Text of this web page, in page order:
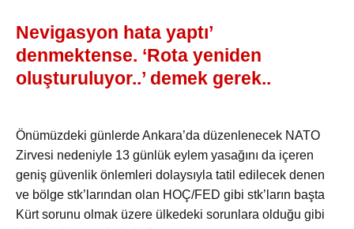
Nevigasyon hata yaptı’
denmektense. ‘Rota yeniden
oluşturuluyor..’ demek gerek..
Önümüzdeki günlerde Ankara’da düzenlenecek NATO
Zirvesi nedeniyle 13 günlük eylem yasağını da içeren
geniş güvenlik önlemleri dolaysıyla tatil edilecek denen
ve bölge stk’larından olan HOÇ/FED gibi stk’ların başta
Kürt sorunu olmak üzere ülkedeki sorunlara olduğu gibi